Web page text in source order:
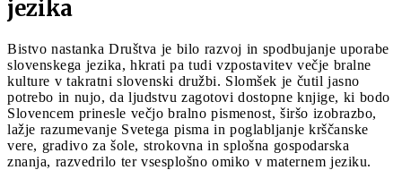
jezika
Bistvo nastanka Društva je bilo razvoj in spodbujanje uporabe
slovenskega jezika, hkrati pa tudi vzpostavitev večje bralne
kulture v takratni slovenski družbi. Slomšek je čutil jasno
potrebo in nujo, da ljudstvu zagotovi dostopne knjige, ki bodo
Slovencem prinesle večjo bralno pismenost, širšo izobrazbo,
lažje razumevanje Svetega pisma in poglabljanje krščanske
vere, gradivo za šole, strokovna in splošna gospodarska
znanja, razvedrilo ter vsesplošno omiko v maternem jeziku.